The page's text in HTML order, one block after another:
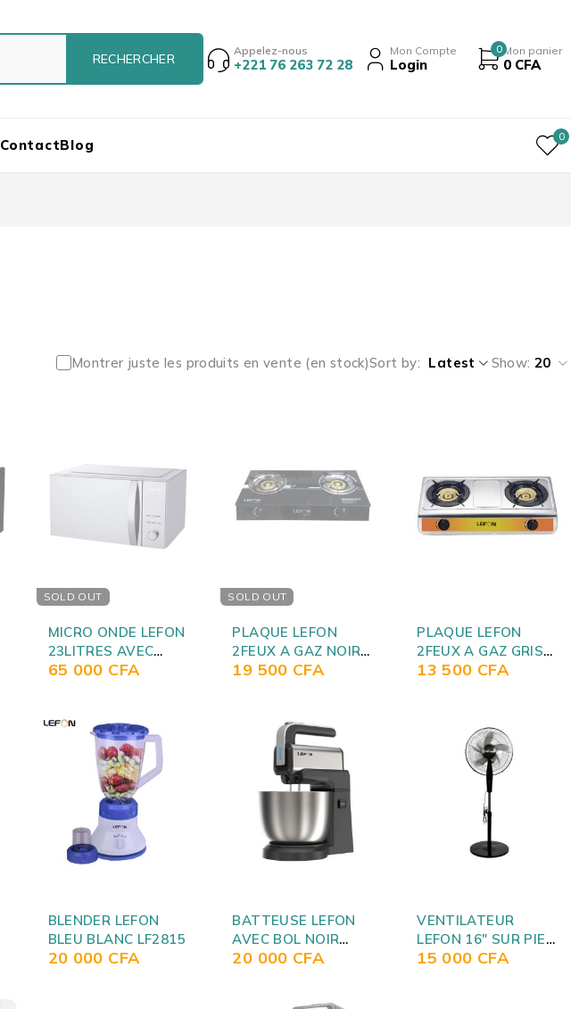
Appelez-nous
+221 76 263 72 28
Mon Compte
Login
0 Mon panier
0 CFA
ContactBlog 0
Montrer juste les produits en vente (en stock)Sort by Latest Show: 20
SOLD OUT
MICRO ONDE LEFON
23LITRES AVEC
GRILLE GRIS
65 000 CFA
SOLD OUT
PLAQUE LEFON
2FEUX A GAZ NOIR
LFGS2222
19 500 CFA
PLAQUE LEFON
2FEUX A GAZ GRIS
LFGS3221
13 500 CFA
BLENDER LEFON
BLEU BLANC LF2815
20 000 CFA
BATTEUSE LEFON
AVEC BOL NOIR
GRIS LFSM6652
20 000 CFA
VENTILATEUR
LEFON 16" SUR PIED
AVEC COMMANDE
15 000 CFA